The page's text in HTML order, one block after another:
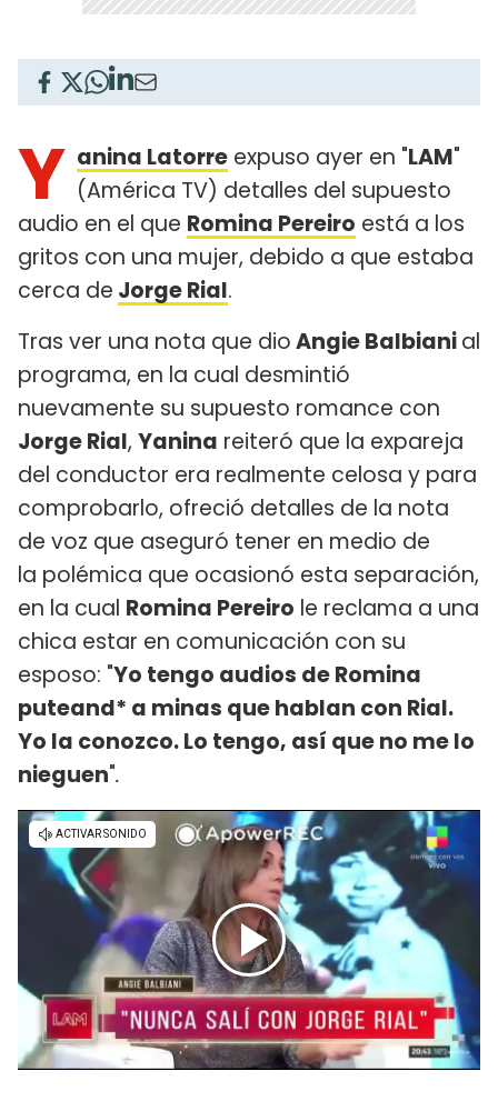
Y anina Latorre expuso ayer en "LAM"
(América TV) detalles del supuesto
audio en el que Romina Pereiro está a los
gritos con una mujer, debido a que estaba
cerca de Jorge Rial.
Tras ver una nota que dioAngie Balbianial
programa, en la cual desmintió
nuevamente su supuesto romance con
Jorge Rial, Yanina reiteró que la expareja
del conductor era realmente celosa y para
comprobarlo, ofreció detalles de la nota
de voz que aseguró tener en medio de
la polémica que ocasionó esta separación,
en la cual Romina Pereiro le reclama a una
chica estar en comunicación con su
esposo: "Yo tengo audios de Romina
puteand* a minas que hablan con Rial.
Yo la conozco. Lo tengo, así que no me lo
nieguen".